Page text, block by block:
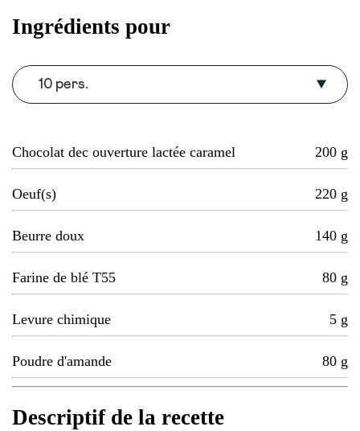
Ingrédients pour
10 pers.
Chocolat dec ouverture lactée caramel 200 g
Oeuf(s) 220 g
Beurre doux 140 g
Farine de blé T55 80 g
Levure chimique 5 g
Poudre d'amande 80 g
Descriptif de la recette